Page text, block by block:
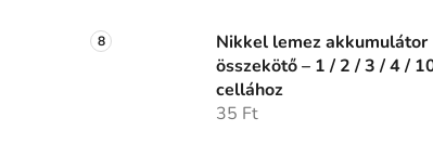
Nikkel lemez akkumulátor
összekötő – 1 / 2 / 3 / 4 /
cellához
35 Ft